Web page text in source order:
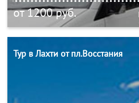
от 1200 руб.
Тур в Лахти от пл.Восстания